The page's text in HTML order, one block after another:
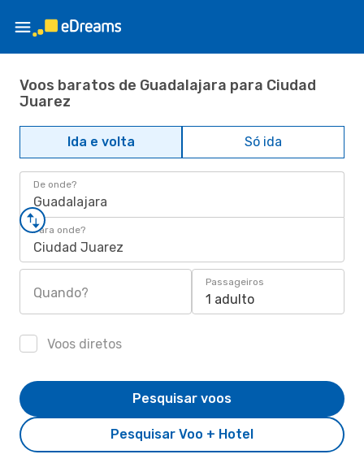
Voos baratos de Guadalajara para Ciudad
Juarez
Ida e volta Só ida
De onde?
Guadalajara
Para onde?
Ciudad Juarez
Quando?
Passageiros
1 adulto
Voos diretos
Pesquisar Voo + Hotel
Pesquisar voos